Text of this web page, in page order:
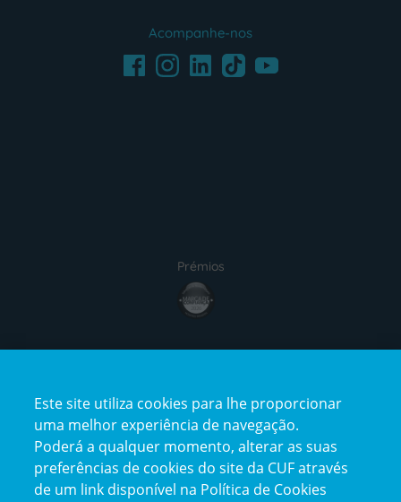
Acompanhe-nos
FacebookInstagramLinkedInTikTokYoutube
Prémios
Este site utiliza cookies para lhe proporcionar
uma melhor experiência de navegação.
Poderá a qualquer momento, alterar as suas
preferências de cookies do site da CUF através
de um link disponível na Política de Cookies